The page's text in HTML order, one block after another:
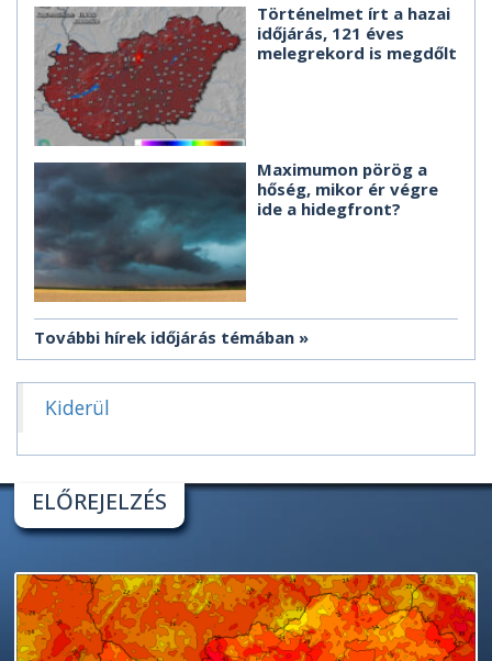
Történelmet írt a hazai
időjárás, 121 éves
melegrekord is megdőlt
Maximumon pörög a
hőség, mikor ér végre
ide a hidegfront?
További hírek időjárás témában
Kiderül
ELŐREJELZÉS